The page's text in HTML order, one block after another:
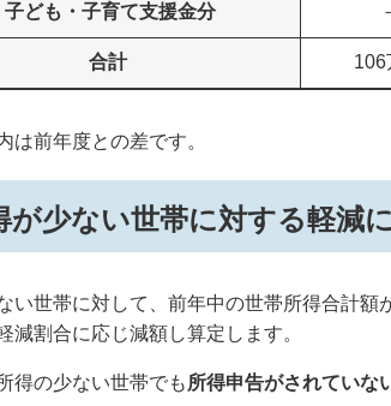
子ども・子育て支援金分
合計 106
は前年度との差です。
が少ない世帯に対する軽減
い世帯に対して、前年中の世帯所得合計
減割合に応じ減額し算定します。
得の少ない世帯でも 所得申告がされていな